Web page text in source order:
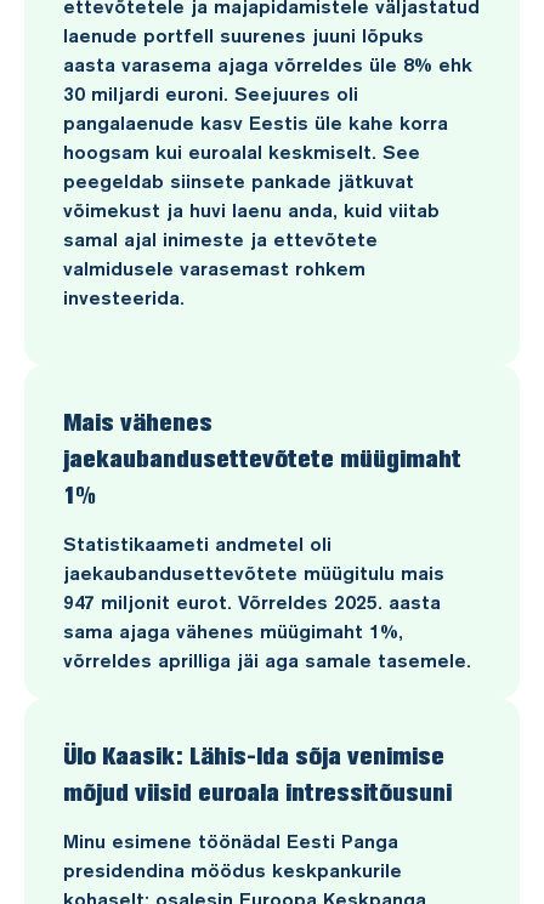
ettevõtetele ja majapidamistele väljastatud
laenude portfell suurenes juuni lõpuks
aasta varasema ajaga võrreldes üle 8% ehk
30 miljardi euroni. Seejuures oli
pangalaenude kasv Eestis üle kahe korra
hoogsam kui euroalal keskmiselt. See
peegeldab siinsete pankade jätkuvat
võimekust ja huvi laenu anda, kuid viitab
samal ajal inimeste ja ettevõtete
valmidusele varasemast rohkem
investeerida.
Mais vähenes
jaekaubandusettevõtete müügimaht
1%
Statistikaameti andmetel oli
jaekaubandusettevõtete müügitulu mais
947 miljonit eurot. Võrreldes 2025. aasta
sama ajaga vähenes müügimaht 1%,
võrreldes aprilliga jäi aga samale tasemele.
Ülo Kaasik: Lähis-Ida sõja venimise
mõjud viisid euroala intressitõusuni
Minu esimene töönädal Eesti Panga
presidendina möödus keskpankurile
kohaselt: osalesin Euroopa Keskpanga